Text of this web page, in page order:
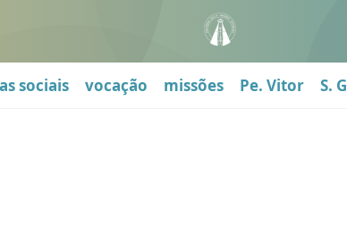
sociais vocação missões Pe. Vitor S.